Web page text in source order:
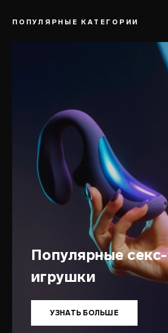
ПОПУЛЯРНЫЕ КАТЕГОРИИ
Популярные секс-
игрушки
УЗНАТЬ БОЛЬШЕ